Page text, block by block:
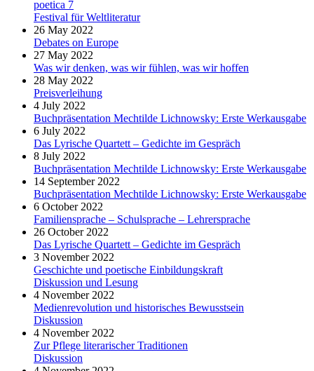
poetica 7
Festival für Weltliteratur
26 May 2022
Debates on Europe
27 May 2022
Was wir denken, was wir fühlen, was wir hoffen
28 May 2022
Preisverleihung
4 July 2022
Buchpräsentation Mechtilde Lichnowsky: Erste Werkausgabe
6 July 2022
Das Lyrische Quartett – Gedichte im Gespräch
8 July 2022
Buchpräsentation Mechtilde Lichnowsky: Erste Werkausgabe
14 September 2022
Buchpräsentation Mechtilde Lichnowsky: Erste Werkausgabe
6 October 2022
Familiensprache – Schulsprache – Lehrersprache
26 October 2022
Das Lyrische Quartett – Gedichte im Gespräch
3 November 2022
Geschichte und poetische Einbildungskraft
Diskussion und Lesung
4 November 2022
Medienrevolution und historisches Bewusstsein
Diskussion
4 November 2022
Zur Pflege literarischer Traditionen
Diskussion